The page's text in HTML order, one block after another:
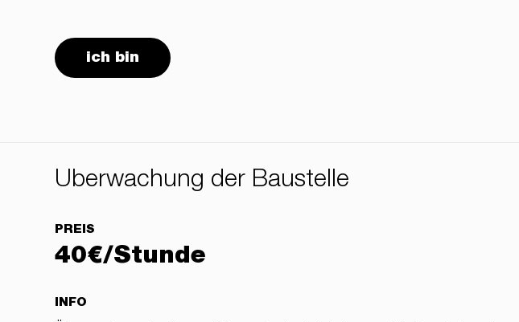
ich bin
Überwachung der Baustelle
PREIS
40€/Stunde
INFO